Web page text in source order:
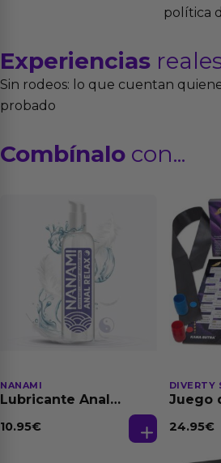
política
Experiencias
Sin rodeos: lo que cuentan
probado
Combínalo con...
NANAMI
Lubricante Anal
Dilatación Base Agua
10.95€
DIVERTY
Juego
24.95€